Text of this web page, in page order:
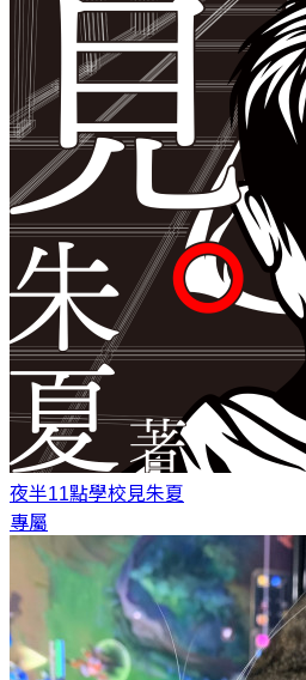
夜半11點學校見朱夏
專屬